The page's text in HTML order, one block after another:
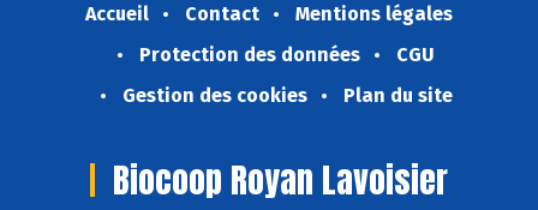
Accueil Contact
Mentions légales
Protection des données
CGU
Gestion des cookies
Plan du site
Biocoop Royan Lavoisier